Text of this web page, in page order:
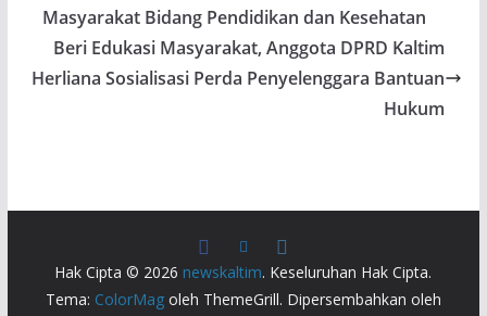
Masyarakat Bidang Pendidikan dan Kesehatan
Beri Edukasi Masyarakat, Anggota DPRD Kaltim
Herliana Sosialisasi Perda Penyelenggara Bantuan
Hukum
Hak Cipta © 2026 newskaltim. Keseluruhan Hak Cipta.
Tema: ColorMagoleh ThemeGrill. Dipersembahkan oleh